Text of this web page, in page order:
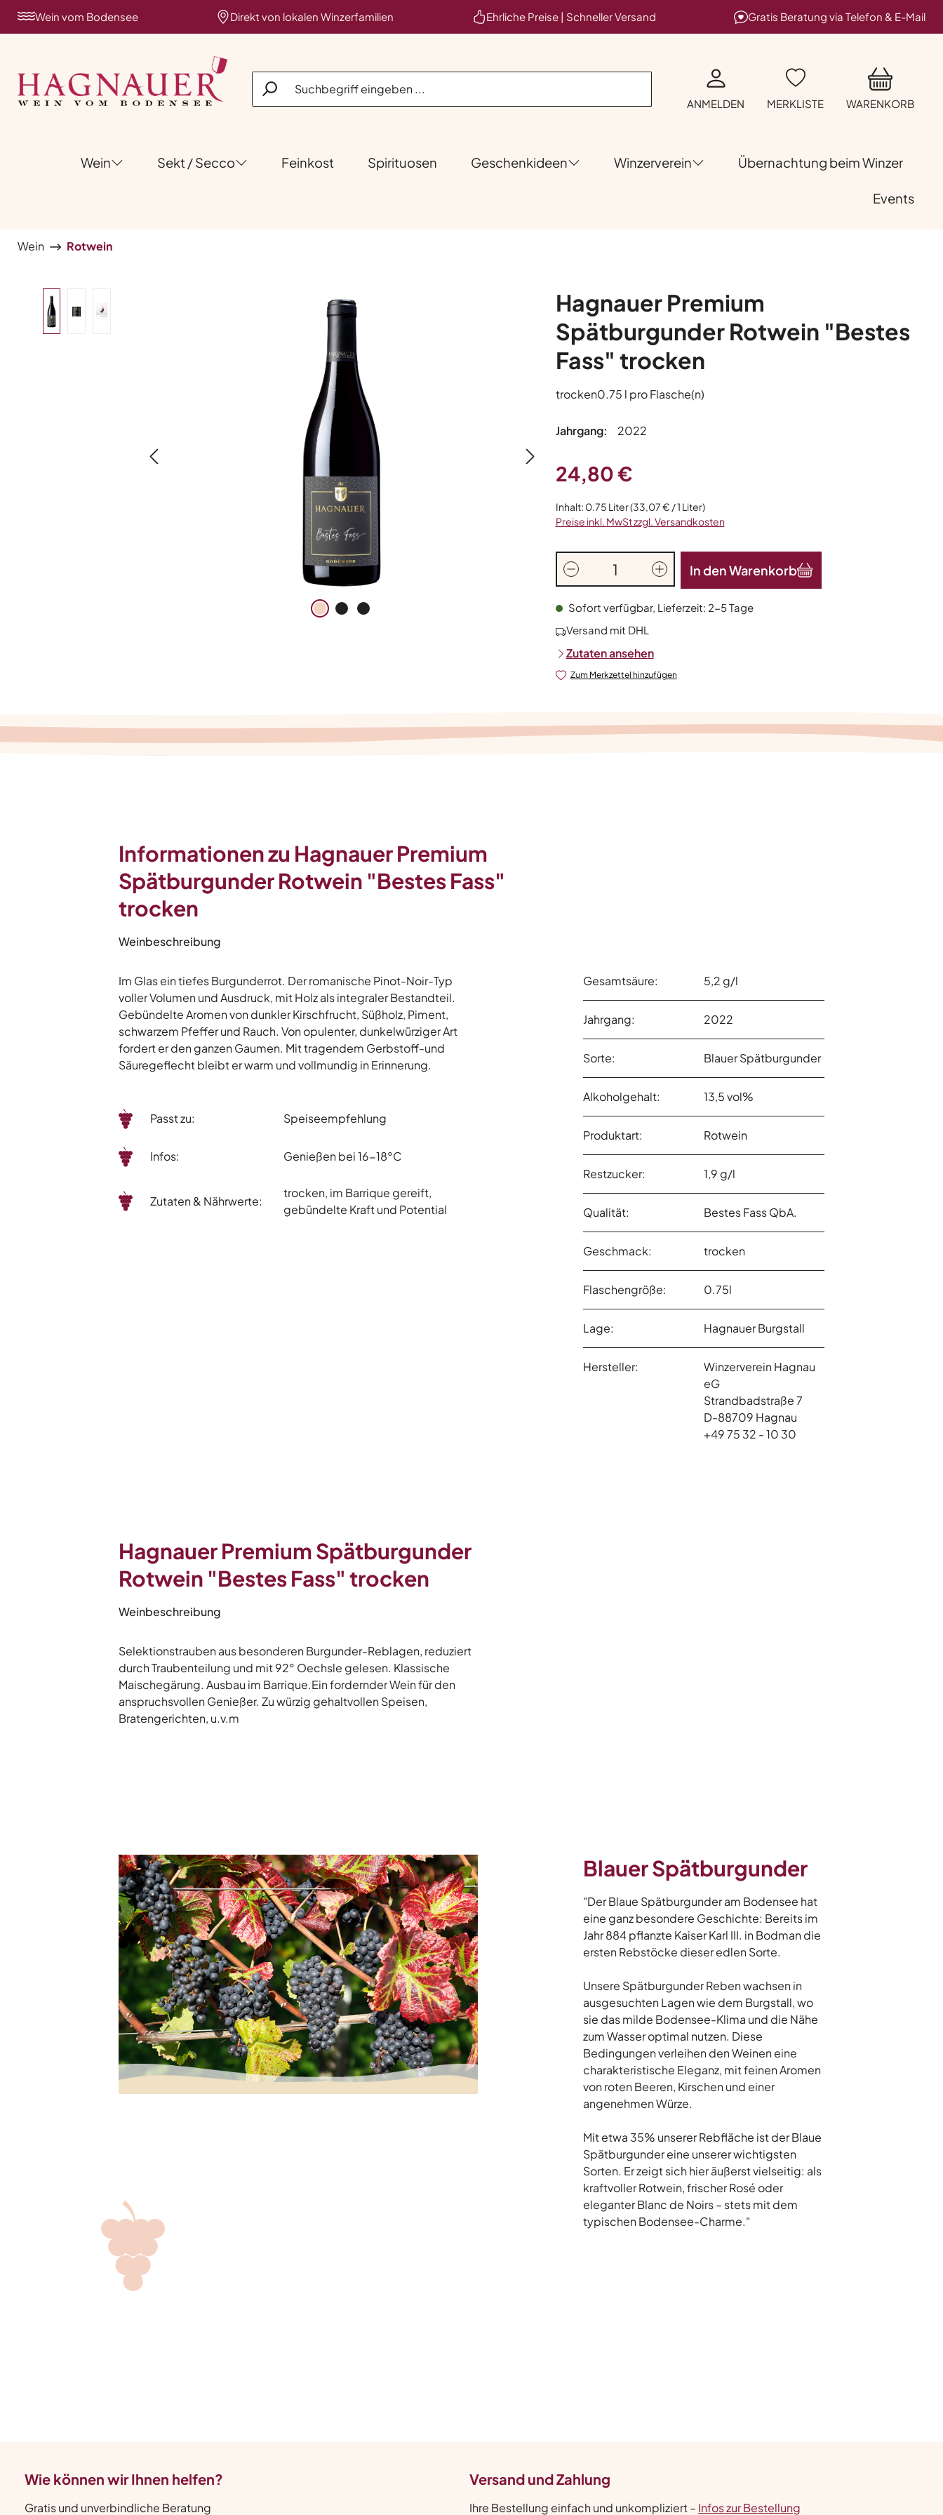
Hauptinhalt springen
Zur Suche springen
Zur Hauptnavigation springen
Wein vom Bodensee Direkt von lokalen Winzerfamilien Ehrliche Preise | Schneller Versand Gratis Beratung via Telefon & E-Mail
ANMELDEN MERKLISTE WARENKORB
Wein Sekt / Secco Feinkost Spirituosen Geschenkideen Winzerverein Übernachtung beim Winzer
Events
Wein Rotwein
Bildergalerie überspringen
Hagnauer Premium
Spätburgunder Rotwein "Bestes
Fass" trocken
trocken0.75 l pro Flasche(n)
Jahrgang: 2022
Regulärer Preis:
24,80 €
Inhalt: 0.75 Liter(33,07 € / 1 Liter)
Preise inkl. MwSt zzgl. Versandkosten
Produkt Anzahl: Gib den gewünschten Wert ein
In den Warenkorb
Sofort verfügbar, Lieferzeit: 2-5 Tage
Versand mit DHL
Zutaten ansehen
Zum Merkzettel hinzufügen
Informationen zu Hagnauer Premium
Spätburgunder Rotwein "Bestes Fass"
trocken
Weinbeschreibung
Im Glas ein tiefes Burgunderrot. Der romanische Pinot-Noir-Typ
voller Volumen und Ausdruck, mit Holz als integraler Bestandteil.
Gebündelte Aromen von dunkler Kirschfrucht, Süßholz, Piment,
schwarzem Pfeffer und Rauch. Von opulenter, dunkelwürziger Art
fordert er den ganzen Gaumen. Mit tragendem Gerbstoff-und
Säuregeflecht bleibt er warm und vollmundig in Erinnerung.
Passt zu: Speiseempfehlung
Infos: Genießen bei 16-18°C
Zutaten & Nährwerte:
trocken, im Barrique gereift,
gebündelte Kraft und Potential
Gesamtsäure: 5,2 g/l
Jahrgang: 2022
Sorte: Blauer Spätburgunder
Alkoholgehalt: 13,5 vol%
Produktart: Rotwein
Restzucker: 1,9 g/l
Qualität: Bestes Fass QbA.
Geschmack: trocken
Flaschengröße: 0.75l
Lage: Hagnauer Burgstall
Hersteller:
Winzerverein Hagnau
eG
Strandbadstraße 7
D-88709 Hagnau
+49 75 32 - 10 30
Hagnauer Premium Spätburgunder
Rotwein "Bestes Fass" trocken
Weinbeschreibung
Selektionstrauben aus besonderen Burgunder-Reblagen, reduziert
durch Traubenteilung und mit 92° Oechsle gelesen. Klassische
Maischegärung. Ausbau im Barrique.Ein fordernder Wein für den
anspruchsvollen Genießer. Zu würzig gehaltvollen Speisen,
Bratengerichten, u.v.m
Blauer Spätburgunder
"Der Blaue Spätburgunder am Bodensee hat
eine ganz besondere Geschichte: Bereits im
Jahr 884 pflanzte Kaiser Karl III. in Bodman die
ersten Rebstöcke dieser edlen Sorte.
Unsere Spätburgunder Reben wachsen in
ausgesuchten Lagen wie dem Burgstall, wo
sie das milde Bodensee-Klima und die Nähe
zum Wasser optimal nutzen. Diese
Bedingungen verleihen den Weinen eine
charakteristische Eleganz, mit feinen Aromen
von roten Beeren, Kirschen und einer
angenehmen Würze.
Mit etwa 35% unserer Rebfläche ist der Blaue
Spätburgunder eine unserer wichtigsten
Sorten. Er zeigt sich hier äußerst vielseitig: als
kraftvoller Rotwein, frischer Rosé oder
eleganter Blanc de Noirs – stets mit dem
typischen Bodensee-Charme."
Wie können wir Ihnen helfen?
Gratis und unverbindliche Beratung
Versand und Zahlung
Ihre Bestellung einfach und unkompliziert – Infos zur Bestellung